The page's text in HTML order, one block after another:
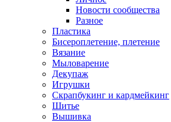
Новости сообщества
Разное
Пластика
Бисероплетение, плетение
Вязание
Мыловарение
Декупаж
Игрушки
Скрапбукинг и кардмейкинг
Шитье
Вышивка